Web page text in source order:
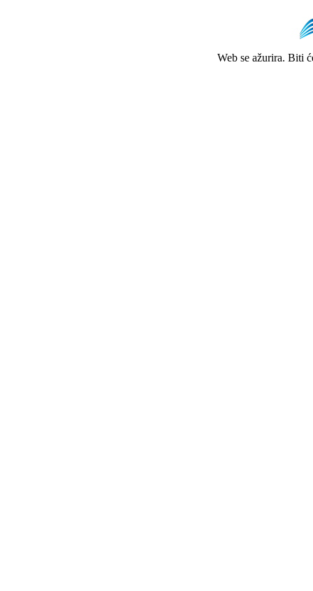
Web se ažurira. Biti